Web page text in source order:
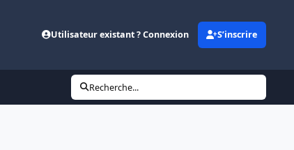
Utilisateur existant ? Connexion S’inscrire
Recherche...